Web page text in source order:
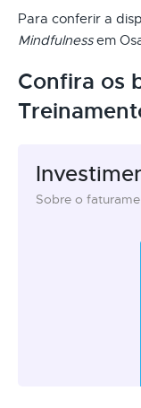
Para conferir a
Mindfulnessem
Confira os
Sobre o